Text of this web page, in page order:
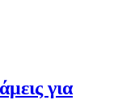
για